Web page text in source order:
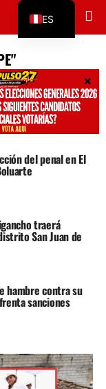
¿Cortina de
y
del penal en El
traerá
San Juan de
hambre contra su
sanciones
ES
EN